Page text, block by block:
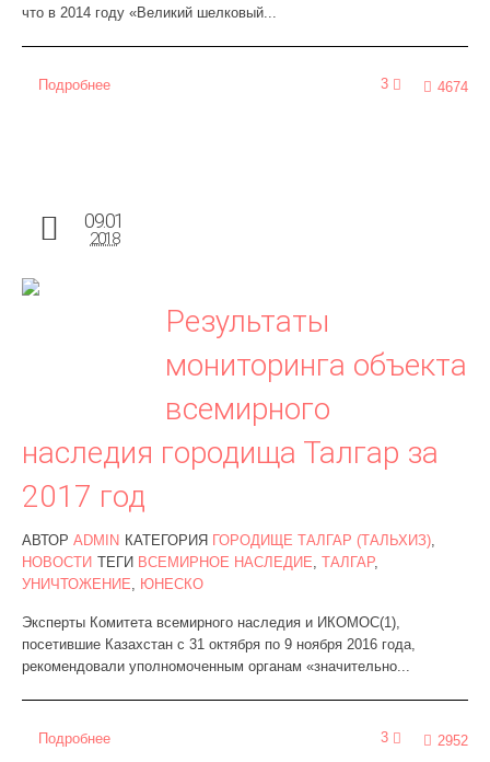
что в 2014 году «Великий шелковый...
3 4674
Подробнее
09.01
2018
Результаты
мониторинга объекта
всемирного
наследия городища Талгар за
2017 год
АВТОР ADMIN КАТЕГОРИЯ ГОРОДИЩЕ ТАЛГАР (ТАЛЬХИЗ),
НОВОСТИ ТЕГИ ВСЕМИРНОЕ НАСЛЕДИЕ, ТАЛГАР,
УНИЧТОЖЕНИЕ, ЮНЕСКО
Эксперты Комитета всемирного наследия и ИКОМОС(1),
посетившие Казахстан с 31 октября по 9 ноября 2016 года,
рекомендовали уполномоченным органам «значительно...
3 2952
Подробнее